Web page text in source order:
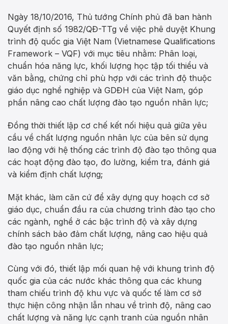
Ngày 18/10/2016, Thủ tướng Chính phủ đã ban hành
Quyết định số 1982/QĐ-TTg về việc phê duyệt Khung
trình độ quốc gia Việt Nam (Vietnamese Qualifications
Framework – VQF) với mục tiêu nhằm: Phân loại,
chuẩn hóa năng lực, khối lượng học tập tối thiểu và
văn bằng, chứng chỉ phù hợp với các trình độ thuộc
giáo dục nghề nghiệp và GDĐH của Việt Nam, góp
phần nâng cao chất lượng đào tạo nguồn nhân lực;
Đồng thời thiết lập cơ chế kết nối hiệu quả giữa yêu
cầu về chất lượng nguồn nhân lực của bên sử dụng
lao động với hệ thống các trình độ đào tạo thông qua
các hoạt động đào tạo, đo lường, kiểm tra, đánh giá
và kiểm định chất lượng;
Mặt khác, làm căn cứ để xây dựng quy hoạch cơ sở
giáo dục, chuẩn đầu ra của chương trình đào tạo cho
các ngành, nghề ở các bậc trình độ và xây dựng
chính sách bảo đảm chất lượng, nâng cao hiệu quả
đào tạo nguồn nhân lực;
Cùng với đó, thiết lập mối quan hệ với khung trình độ
quốc gia của các nước khác thông qua các khung
tham chiếu trình độ khu vực và quốc tế làm cơ sở
thực hiện công nhận lẫn nhau về trình độ, nâng cao
chất lượng và năng lực cạnh tranh của nguồn nhân